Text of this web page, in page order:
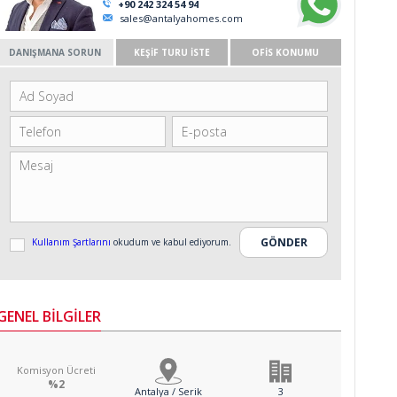
+90 242 324 54 94
sales@antalyahomes.com
DANIŞMANA SORUN KEŞİF TURU İSTE OFİS KONUMU
Kullanım Şartlarını okudum ve kabul ediyorum.
BİLGİLER
Komisyon Ücreti
%2 Antalya / Serik 3